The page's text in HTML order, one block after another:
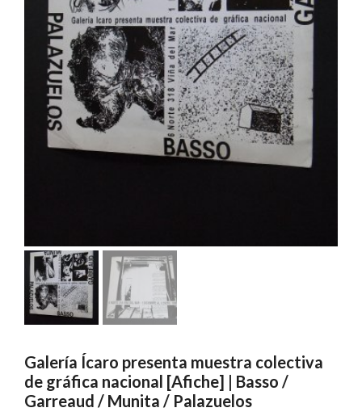
Galería Ícaro presenta muestra colectiva
de gráfica nacional [Afiche] | Basso /
Garreaud / Munita / Palazuelos